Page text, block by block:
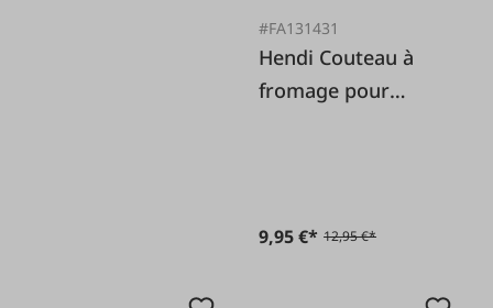
#FA131431
Hendi Couteau à
fromage pour
9,95 €* 12,95 €*